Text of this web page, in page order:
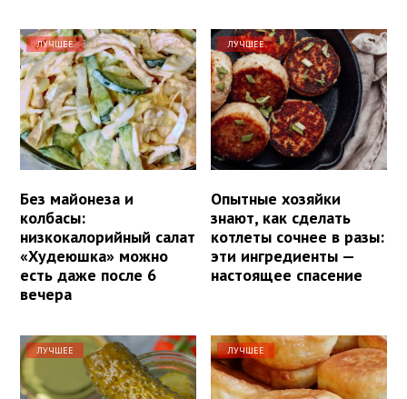
ЛУЧШЕЕ
Без майонеза и
колбасы:
низкокалорийный салат
«Худеюшка» можно
есть даже после 6
вечера
ЛУЧШЕЕ
Опытные хозяйки
знают, как сделать
котлеты сочнее в разы:
эти ингредиенты —
настоящее спасение
ЛУЧШЕЕ ЛУЧШЕЕ